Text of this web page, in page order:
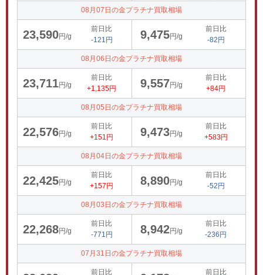
08月07日の金プラチナ買取相場
23,590円/g
前日比
-121円
9,475円/g
前日比
-82円
08月06日の金プラチナ買取相場
23,711円/g
前日比
+1,135円
9,557円/g
前日比
+84円
08月05日の金プラチナ買取相場
22,576円/g
前日比
+151円
9,473円/g
前日比
+583円
08月04日の金プラチナ買取相場
22,425円/g
前日比
+157円
8,890円/g
前日比
-52円
08月03日の金プラチナ買取相場
22,268円/g
前日比
-771円
8,942円/g
前日比
-236円
07月31日の金プラチナ買取相場
前日比
前日比